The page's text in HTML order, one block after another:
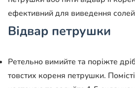
ефективний для виведення солей
Відвар петрушки
Ретельно вимийте та поріжте
товстих кореня петрушки.